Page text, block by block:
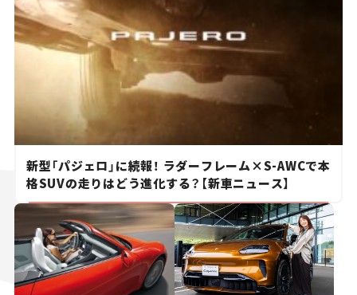
新型「パジェロ」に続報！ ラダーフレーム×S-AWCで本
格SUVの走りはどう進化する？【新車ニュース】